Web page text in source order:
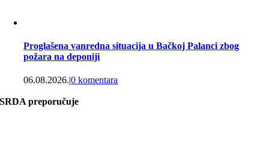
Proglašena vanredna situacija u Bačkoj Palanci zbog
požara na deponiji
06.08.2026. |0 komentara
SRDA preporučuje